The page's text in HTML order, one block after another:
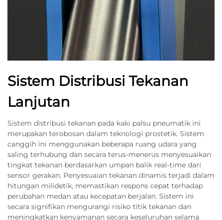
Sistem Distribusi Tekanan
Lanjutan
Sistem distribusi tekanan pada kaki palsu pneumatik ini
merupakan terobosan dalam teknologi prostetik. Sistem
canggih ini menggunakan beberapa ruang udara yang
saling terhubung dan secara terus-menerus menyesuaikan
tingkat tekanan berdasarkan umpan balik real-time dari
sensor gerakan. Penyesuaian tekanan dinamis terjadi dalam
hitungan milidetik, memastikan respons cepat terhadap
perubahan medan atau kecepatan berjalan. Sistem ini
secara signifikan mengurangi risiko titik tekanan dan
meningkatkan kenyamanan secara keseluruhan selama